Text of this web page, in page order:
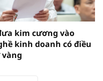
kim cương vào
kinh doanh có điều